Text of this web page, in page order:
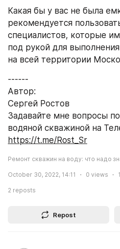
Какая бы у вас не была
рекомендуется
специалистов, которые
под рукой для
на всей территории
------
Автор:
Сергей Ростов
Задавайте мне вопросы
водяной скважиной на
https://t.me/Rost_Sr
Ремонт скважин на воду: что надо
October 30, 2022, 14:11 0 views
2 reposts
Repost